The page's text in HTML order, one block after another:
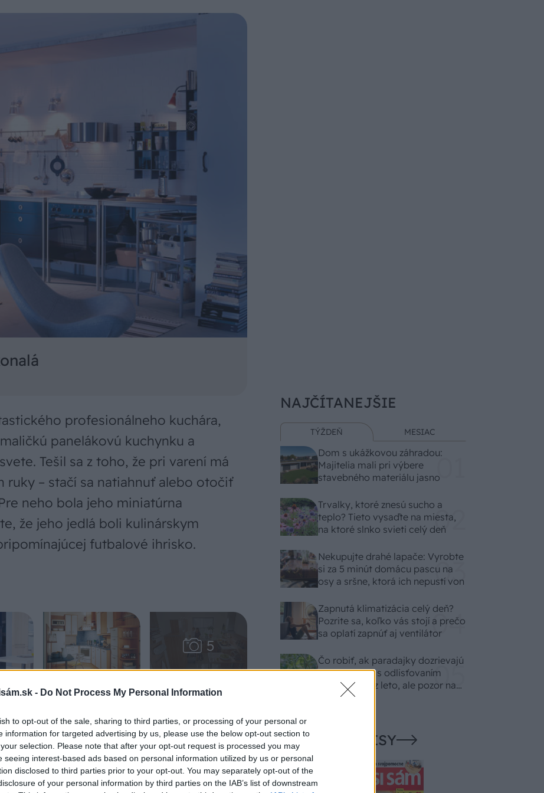
- Do Not Process My Personal Information
to opt-out of the sale, sharing to third parties, or processing of your personal or
information for targeted advertising by us, please use the below opt-out section to
selection. Please note that after your opt-out request is processed you may
seeing interest-based ads based on personal information utilized by us or personal
disclosed to third parties prior to your opt-out. You may separately opt-out of the
of your personal information by third parties on the IAB’s list of downstream
profesionálneho kuchára,
panelákovú kuchynku a
Tešil sa z toho, že pri varení má
ruky – stačí sa natiahnuť alebo otočiť
neho bola jeho miniatúrna
že jeho jedlá boli kulinárskym
futbalové ihrisko.
alebo
izby, sa
NAJČÍTANEJŠIE
TÝŽDEŇ MESIAC
Dom s ukážkovou záhradou:
Majitelia mali pri výbere
stavebného materiálu jasno
Trvalky, ktoré znesú sucho a
teplo? Tieto vysaďte na miesta,
na ktoré slnko svieti celý deň
Nekupujte drahé lapače: Vyrobte
si za 5 minút domácu pascu na
osy a sršne, ktorá ich nepustí von
Zapnutá klimatizácia celý deň?
Pozrite sa, koľko vás stojí a prečo
sa oplatí zapnúť aj ventilátor
Čo robiť, ak paradajky dozrievajú
pomaly? Trik s odlisťovaním
funguje aj cez leto, ale pozor na
chyby
NAŠE ČASOPISY